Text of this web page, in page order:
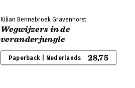
Kilian Bennebroek Gravenhorst
Wegwijzers in de
veranderjungle
Paperback | Nederlands 28,75